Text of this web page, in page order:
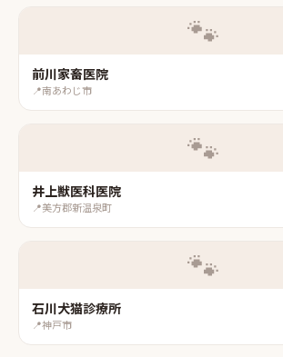
🐾
前川家畜医院
📍南あわじ市
🐾
井上獣医科医院
📍美方郡新温泉町
🐾
石川犬猫診療所
📍神戸市